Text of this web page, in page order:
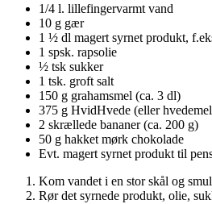
1/4 l. lillefingervarmt vand
10 g gær
1 ½ dl magert syrnet produkt,
1 spsk. rapsolie
½ tsk sukker
1 tsk. groft salt
150 g grahamsmel (ca. 3 dl)
375 g HvidHvede (eller
2 skrællede bananer (ca. 200 g)
50 g hakket mørk chokolade
Evt. magert syrnet produkt til
Kom vandet i en stor skål og
Rør det syrnede produkt, olie,